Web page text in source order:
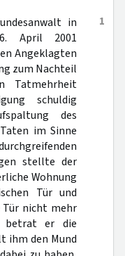
1
in
April 2001
Angeklagten
zum Nachteil
Tatmehrheit
schuldig
des
im Sinne
stellte der
Wohnung
Tür und
Tür nicht mehr
betrat er die
ihm den Mund